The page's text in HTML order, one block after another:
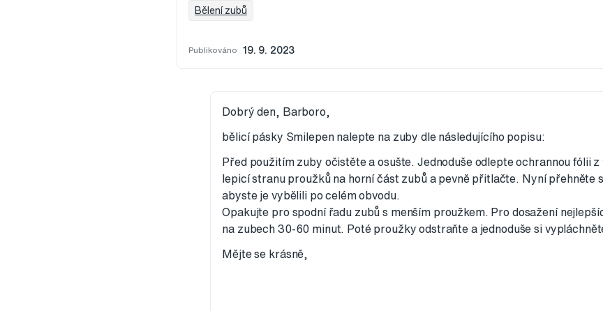
Bělení zubů
Publikováno 19. 9. 2023
Dobrý den, Barboro,
bělicí pásky Smilepen nalepte na zuby dle následujícího popisu:
Před použitím zuby očistěte a osušte. Jednoduše odlepte ochrannou fólii
lepicí stranu proužků na horní část zubů a pevně přitlačte. Nyní přehněte
abyste je vybělili po celém obvodu.
Opakujte pro spodní řadu zubů s menším proužkem. Pro dosažení
na zubech 30-60 minut. Poté proužky odstraňte a jednoduše si
Mějte se krásně,